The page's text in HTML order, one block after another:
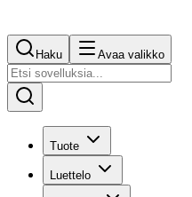
Haku Avaa valikko
Tuote
Luettelo